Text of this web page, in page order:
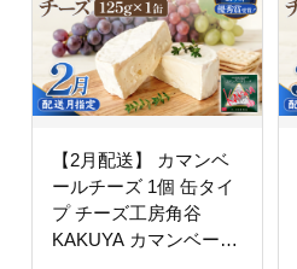
【2月配送】 カマンベ
ールチーズ 1個 缶タイ
プ チーズ工房角谷
KAKUYA カマンベール